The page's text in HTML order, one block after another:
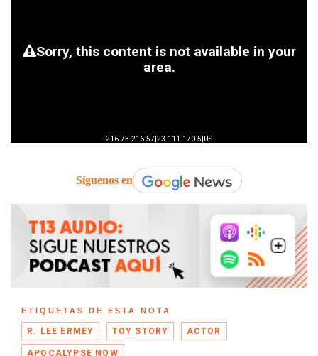
Síguenos en
ETIQUETAS DE ESTA NOTA
R. LEE ERMEY TOY STORY ACTOR
APOCALYPSE NOW